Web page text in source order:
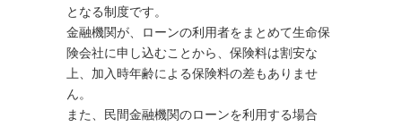
となる制度です。
金融機関が、ローンの利用者をまとめて生命保
険会社に申し込むことから、保険料は割安な
上、加入時年齢による保険料の差もありませ
ん。
また、民間金融機関のローンを利用する場合